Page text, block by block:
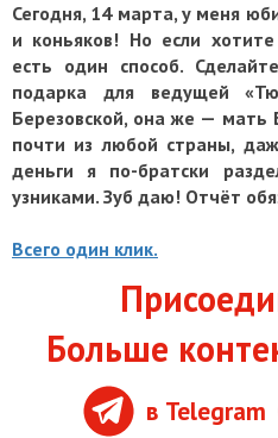
Сегодня, 14 марта, у меня
и коньяков! Но если
есть один способ.
подарка для ведущей
Березовской, она же —
почти из любой страны,
деньги я по-братски
узниками. Зуб даю! Отчёт
Всего один клик.
Больше
в Telegram